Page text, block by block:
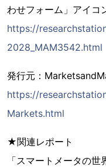
わせフォーム」アイコ
https://
2028_MAM3542.html
発行元：
https://
Markets.html
★関連レポート
「スマートメータの